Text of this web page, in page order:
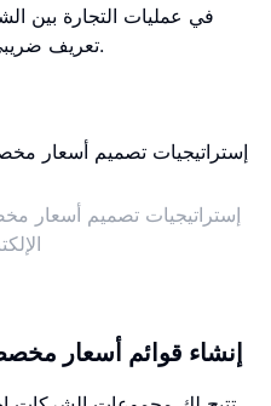
في عمليات التجارة بين
تعريف ضريبي لدولتها أو منطقتها المحددة.
إستراتيجيات تصميم أسعار
إنشاء قوائم أسعار